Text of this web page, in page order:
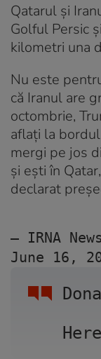
Qatarul și
Golful Persic
kilometri una
Nu este
că Iranul are
octombrie,
aflați la
mergi pe jos
și ești în
declarat
— IRNA
June 16,